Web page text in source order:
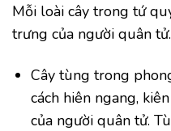
Mỗi loài cây trong tứ
trưng của người quân tử.
Cây tùng trong
cách hiên ngang,
của người quân tử.